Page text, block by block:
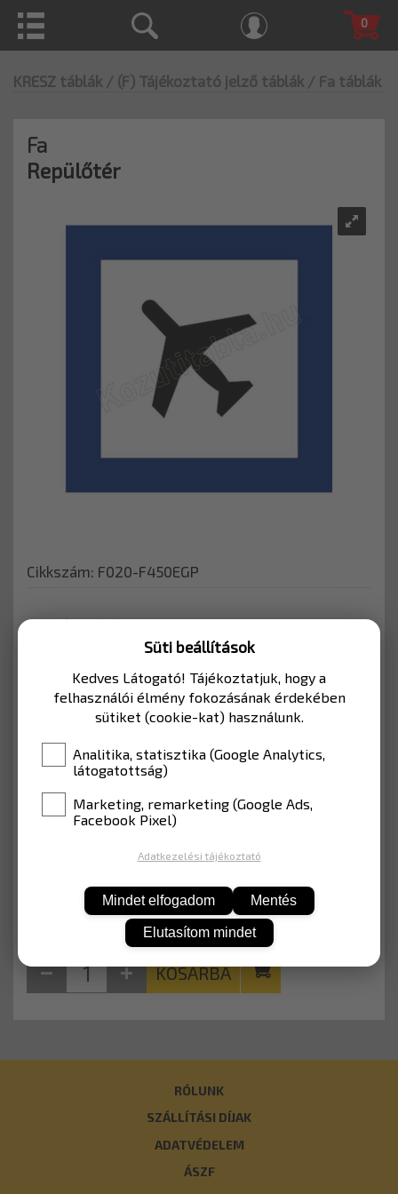
0
KRESZ táblák / (F) Tájékoztató jelző táblák / Fa táblák
Fa
Repülőtér
Cikkszám: F020-F450EGP
Kerékpárutakhoz, vagy mélygarázshoz
használható KRESZ tábla.
EGP fóliával (Lakott terület)
12 052 Ft
KOSÁRBA
RÓLUNK
SZÁLLÍTÁSI DÍJAK
ADATVÉDELEM
ÁSZF
Süti beállítások
Kedves Látogató! Tájékoztatjuk, hogy a
felhasználói élmény fokozásának érdekében
sütiket (cookie-kat) használunk.
Analitika, statisztika (Google Analytics,
látogatottság)
Marketing, remarketing (Google Ads,
Facebook Pixel)
Adatkezelési tájékoztató
Mindet elfogadom Mentés
Elutasítom mindet